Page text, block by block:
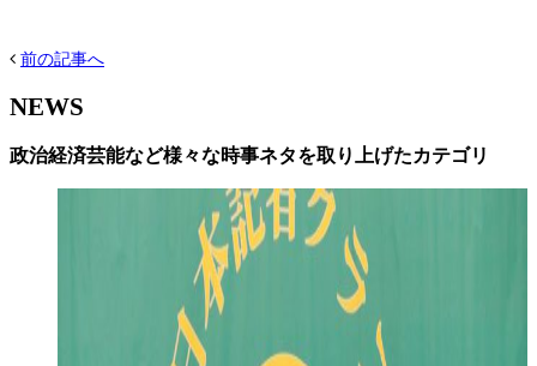
前の記事へ
NEWS
政治経済芸能など様々な時事ネタを取り上げたカテゴリ